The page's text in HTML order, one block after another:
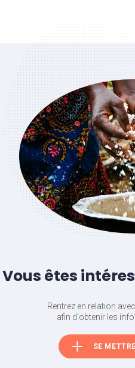
Vous êtes
Rentrez en relation avec
afin d'obtenir les
SE